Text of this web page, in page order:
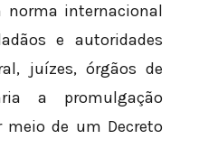
norma internacional
e autoridades
juízes, órgãos de
a promulgação
de um Decreto